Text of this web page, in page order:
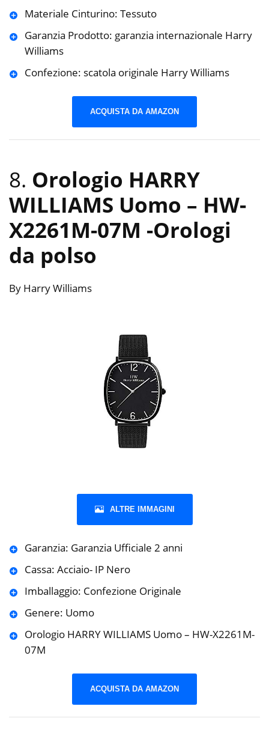
Materiale Cinturino: Tessuto
Garanzia Prodotto: garanzia internazionale Harry
Williams
Confezione: scatola originale Harry Williams
ACQUISTA DA AMAZON
8. Orologio HARRY
WILLIAMS Uomo – HW-
X2261M-07M -Orologi
da polso
By Harry Williams
ALTRE IMMAGINI
Garanzia: Garanzia Ufficiale 2 anni
Cassa: Acciaio- IP Nero
Imballaggio: Confezione Originale
Genere: Uomo
Orologio HARRY WILLIAMS Uomo – HW-X2261M-
07M
ACQUISTA DA AMAZON